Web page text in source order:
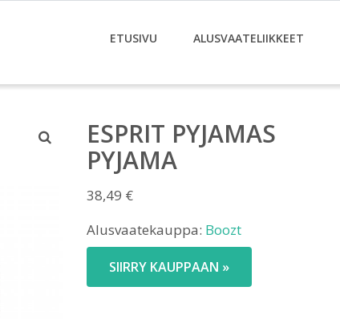
ETUSIVU ALUSVAATELIIKKEET
ESPRIT PYJAMAS
PYJAMA
38,49 €
Alusvaatekauppa: Boozt
SIIRRY KAUPPAAN »